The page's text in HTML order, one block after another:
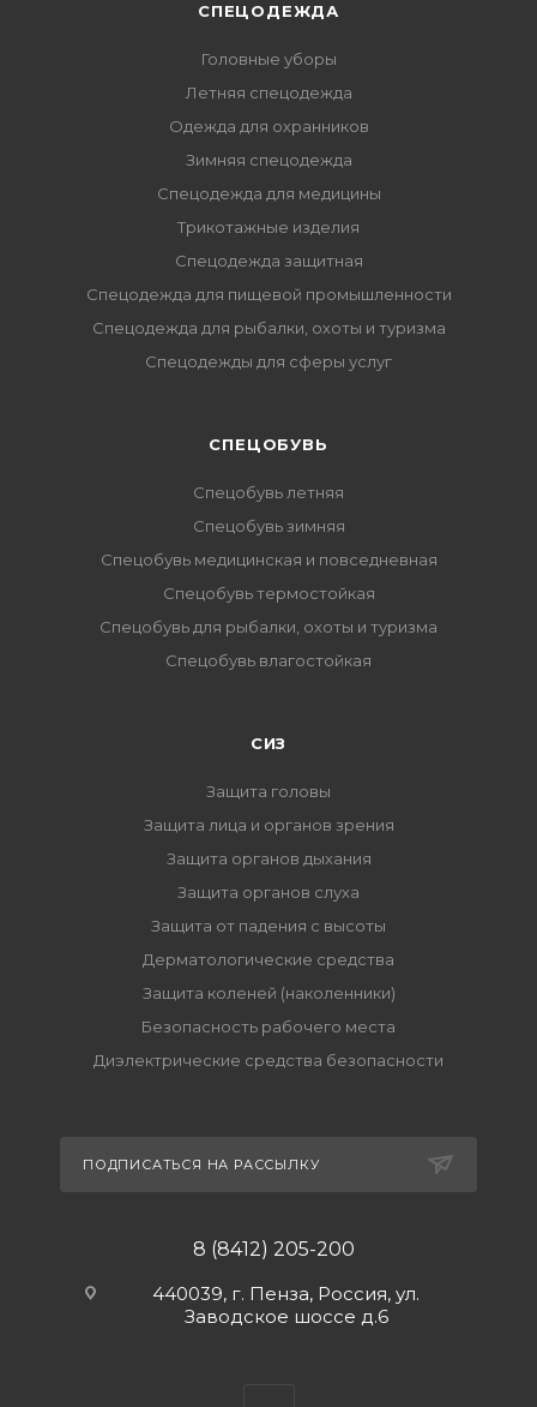
СПЕЦОДЕЖДА
Головные уборы
Летняя спецодежда
Одежда для охранников
Зимняя спецодежда
Спецодежда для медицины
Трикотажные изделия
Спецодежда защитная
Спецодежда для пищевой промышленности
Спецодежда для рыбалки, охоты и туризма
Спецодежды для сферы услуг
CПЕЦОБУВЬ
Спецобувь летняя
Спецобувь зимняя
Спецобувь медицинская и повседневная
Спецобувь термостойкая
Спецобувь для рыбалки, охоты и туризма
Спецобувь влагостойкая
СИЗ
Защита головы
Защита лица и органов зрения
Защита органов дыхания
Защита органов слуха
Защита от падения с высоты
Дерматологические средства
Защита коленей (наколенники)
Безопасность рабочего места
Диэлектрические средства безопасности
ПОДПИСАТЬСЯ НА РАССЫЛКУ
8 (8412) 205-200
440039, г. Пенза, Россия, ул.
Заводское шоссе д.6